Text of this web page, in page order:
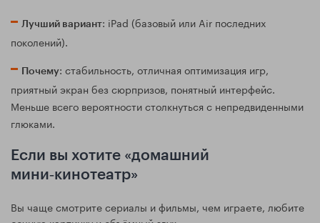
Лучший вариант: iPad (базовый или Air последних
поколений).
Почему: стабильность, отличная оптимизация игр,
приятный экран без сюрпризов, понятный интерфейс.
Меньше всего вероятности столкнуться с непредвиденными
глюками.
Если вы хотите «домашний
мини‑кинотеатр»
Вы чаще смотрите сериалы и фильмы, чем играете, любите